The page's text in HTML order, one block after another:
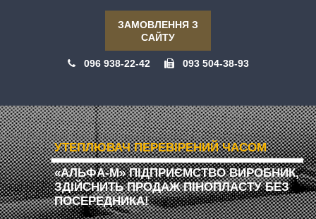
ЗАМОВЛЕННЯ З
САЙТУ
096 938-22-42 093 504-38-93
УТЕПЛЮВАЧ ПЕРЕВІРЕНИЙ ЧАСОМ
«АЛЬФА-М» ПІДПРИЄМСТВО ВИРОБНИК,
ЗДІЙСНИТЬ ПРОДАЖ ПІНОПЛАСТУ БЕЗ
ПОСЕРЕДНИКА!